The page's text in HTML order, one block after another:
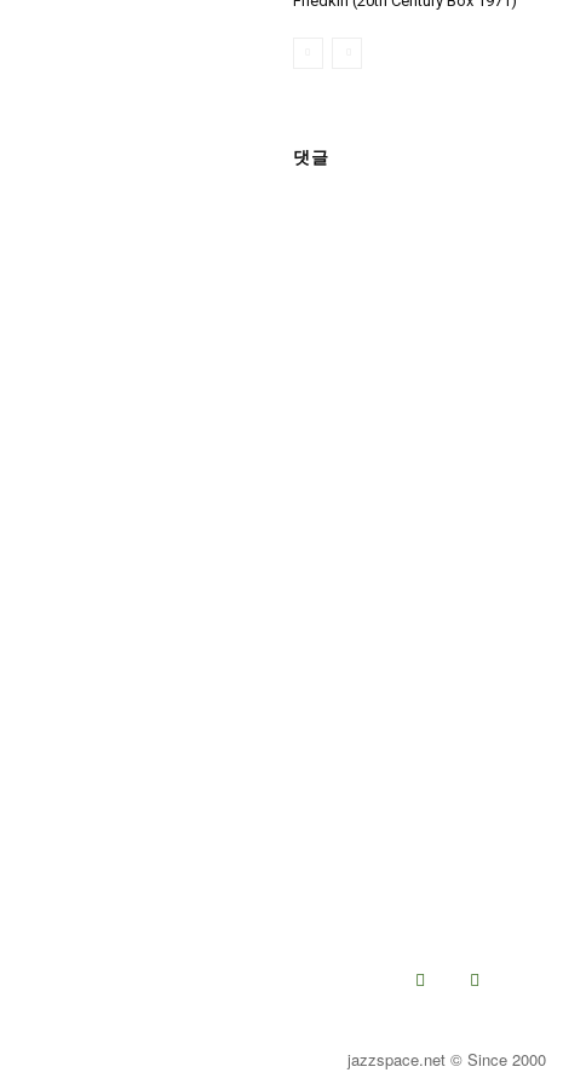
댓글
jazzspace.net © Since 2000